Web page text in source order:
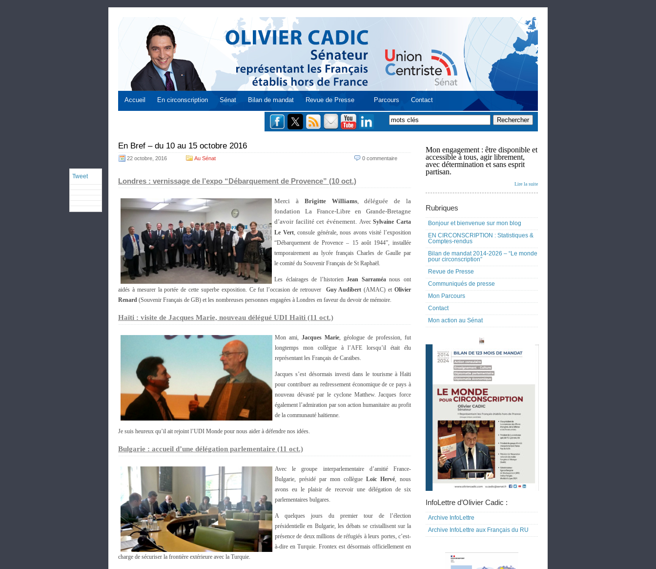
Accueil En circonscription Sénat Bilan de mandat Revue de Presse Parcours Contact
En Bref – du 10 au 15 octobre 2016
22 octobre, 2016 Au Sénat 0 commentaire
Tweet
Londres : vernissage de l’expo “Débarquement de Provence” (10 oct.)
Merci à Brigitte Williams, déléguée de la
fondation La France-Libre en Grande-Bretagne
d’avoir facilité cet événement. AvecSylvaine Carta
Le Vert, consule générale,nous avons visité l’exposition
“Débarquement de Provence – 15 août 1944”, installée
temporairement au lycée français Charles de Gaulle par
le comité du Souvenir Français de St Raphaël.
Les éclairages de l’historienJean Sarraméanous ont
aidés à mesurer la portée de cette superbe exposition. Ce fut l’occasion de retrouver Guy Audibert (AMAC) etOlivier
Renard (Souvenir Français de GB) et les nombreuses personnes engagées à Londres en faveur du devoir de mémoire.
Haïti : visite de Jacques Marie, nouveau délégué UDI Haïti (11 oct.)
Mon ami, Jacques Marie, géologue de profession, fut
longtemps mon collègue à l’AFE lorsqu’il était élu
représentant les Français de Caraïbes.
Jacques s’est désormais investi dans le tourisme à Haïti
pour contribuer au redressement économique de ce pays à
nouveau dévasté par le cyclone Matthew. Jacques force
également l’admiration par son action humanitaire au profit
de la communauté haïtienne.
Je suis heureux qu’il ait rejoint l’UDI Monde pour nous aider à défendre nos idées.
Bulgarie : accueil d’une délégation parlementaire (11 oct.)
Avec le groupe interparlementaire d’amitié France-
Bulgarie, présidé par mon collègue Loïc Hervé, nous
avons eu le plaisir de recevoir une délégation de six
parlementaires bulgares.
A quelques jours du premier tour de l’élection
présidentielle en Bulgarie, les débats se cristallisent sur la
présence de deux millions de réfugiés à leurs portes, c’est-
à-dire en Turquie. Frontex est désormais officiellement en
charge de sécuriser la frontière extérieure avec la Turquie.
Mon engagement : être disponible et
accessible à tous, agir librement,
avec détermination et sans esprit
partisan.
Lire la suite
Rubriques
Bonjour et bienvenue sur mon blog
EN CIRCONSCRIPTION : Statistiques &
Comptes-rendus
Bilan de mandat 2014-2026 – “Le monde
pour circonscription”
Revue de Presse
Communiqués de presse
Mon Parcours
Contact
Mon action au Sénat
InfoLettre d’Olivier Cadic :
Archive InfoLettre
Archive InfoLettre aux Français du RU